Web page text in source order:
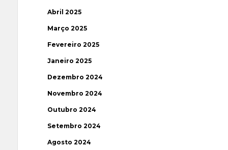
Abril 2025
Março 2025
Fevereiro 2025
Janeiro 2025
Dezembro 2024
Novembro 2024
Outubro 2024
Setembro 2024
Agosto 2024